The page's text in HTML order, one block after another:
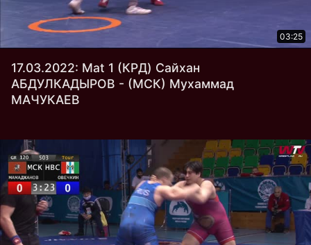
03:25
17.03.2022: Mat 1 (КРД) Сайхан
АБДУЛКАДЫРОВ - (МСК) Мухаммад
МАЧУКАЕВ